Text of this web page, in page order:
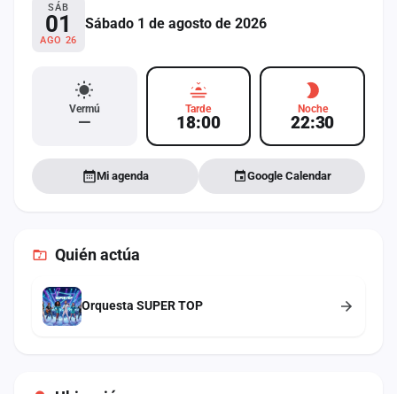
SÁB
01
AGO 26
Sábado 1 de agosto de 2026
Vermú
—
Tarde
18:00
Noche
22:30
Mi agenda Google Calendar
Quién actúa
Orquesta SUPER TOP
Contacto